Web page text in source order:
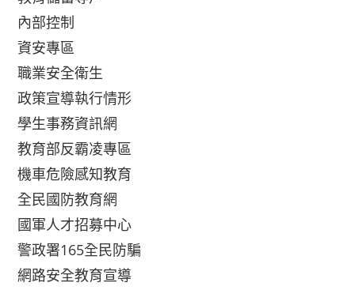
內部控制
資安專區
職業安全衛生
政策宣導執行情形
學生事務資訊網
教育部反霸凌專區
機車危險感知教育
全民國防教育網
國軍人才招募中心
警政署165全民防騙
網路安全教育宣導